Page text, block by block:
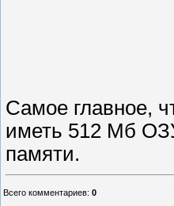
Самое главное,
иметь 512 Мб
памяти.
Всего комментариев: 0